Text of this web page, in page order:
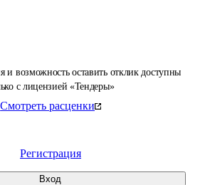
и возможность оставить отклик доступны
с лицензией «Тендеры»
Смотреть расценки
Регистрация
Вход